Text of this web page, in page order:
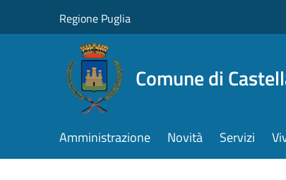
Regione Puglia
Comune di
Amministrazione Novità Servizi